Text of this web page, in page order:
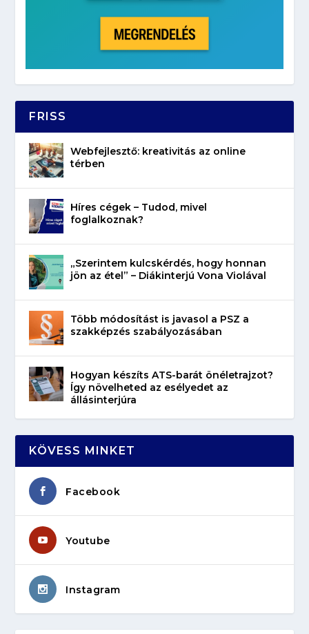
FRISS
Webfejlesztő: kreativitás az online
térben
Híres cégek – Tudod, mivel
foglalkoznak?
„Szerintem kulcskérdés, hogy honnan
jön az étel” – Diákinterjú Vona Violával
Több módosítást is javasol a PSZ a
szakképzés szabályozásában
Hogyan készíts ATS-barát önéletrajzot?
Így növelheted az esélyedet az
állásinterjúra
KÖVESS MINKET
Facebook
Youtube
Instagram